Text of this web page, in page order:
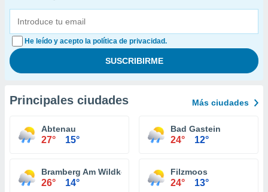
He leído y acepto la política de privacidad.
Principales ciudades Más ciudades
Abtenau
27° 15°
Bad Gastein
24° 12°
Bramberg Am Wildkogel
26° 14°
Filzmoos
24° 13°